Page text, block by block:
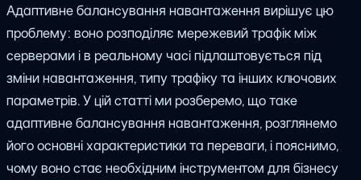
Адаптивне балансування навантаження вирішує цю
проблему: воно розподіляє мережевий трафік між
серверами і в реальному часі підлаштовується під
зміни навантаження, типу трафіку та інших ключових
параметрів. У цій статті ми розберемо, що таке
адаптивне балансування навантаження, розглянемо
його основні характеристики та переваги, і пояснимо,
чому воно стає необхідним інструментом для бізнесу